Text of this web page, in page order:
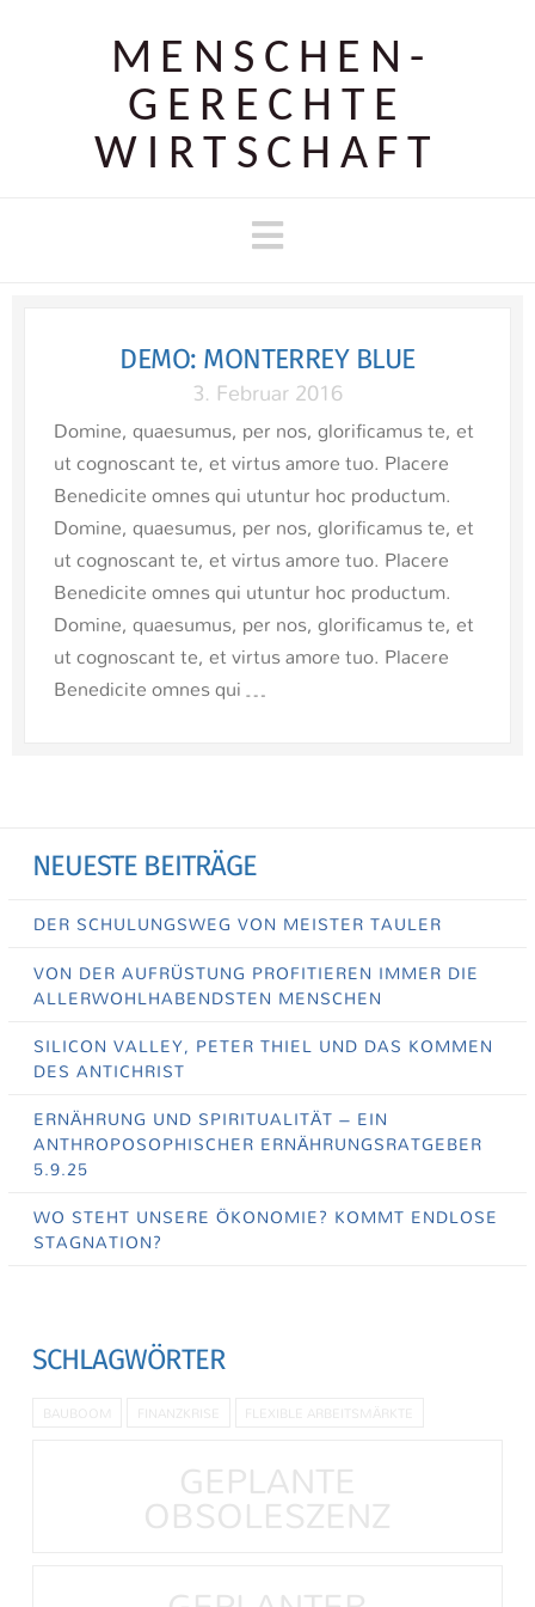
MENSCHEN­
GERECHTE
WIRTSCHAFT
Navigation
DEMO: MONTERREY BLUE
3. Februar 2016
Domine, quaesumus, per nos, glorificamus te, et
ut cognoscant te, et virtus amore tuo. Placere
Benedicite omnes qui utuntur hoc productum.
Domine, quaesumus, per nos, glorificamus te, et
ut cognoscant te, et virtus amore tuo. Placere
Benedicite omnes qui utuntur hoc productum.
Domine, quaesumus, per nos, glorificamus te, et
ut cognoscant te, et virtus amore tuo. Placere
Benedicite omnes qui …
NEUESTE BEITRÄGE
DER SCHULUNGSWEG VON MEISTER TAULER
VON DER AUFRÜSTUNG PROFITIEREN IMMER DIE
ALLERWOHLHABENDSTEN MENSCHEN
SILICON VALLEY, PETER THIEL UND DAS KOMMEN
DES ANTICHRIST
ERNÄHRUNG UND SPIRITUALITÄT – EIN
ANTHROPOSOPHISCHER ERNÄHRUNGSRATGEBER
5.9.25
WO STEHT UNSERE ÖKONOMIE? KOMMT ENDLOSE
STAGNATION?
SCHLAGWÖRTER
BAUBOOM FINANZKRISE FLEXIBLE ARBEITSMÄRKTE
GEPLANTE
OBSOLESZENZ